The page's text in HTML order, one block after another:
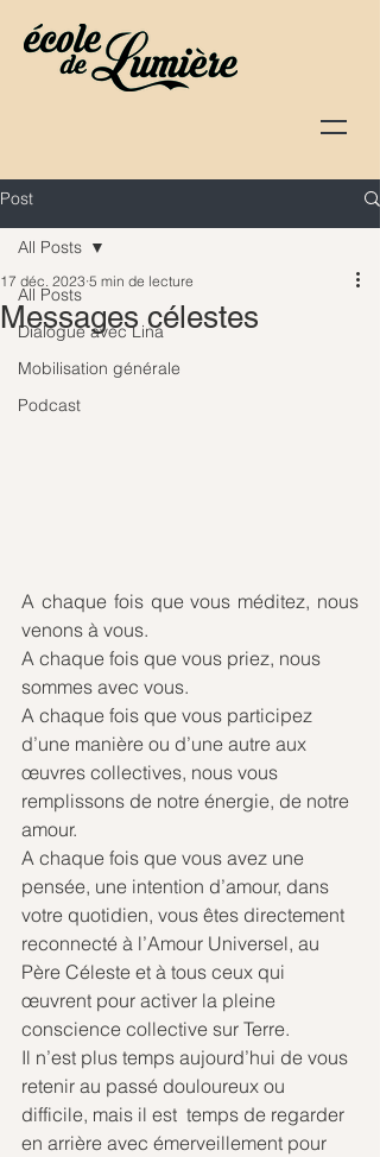
Post
All Posts
Dialogue avec Lina
Mobilisation générale
Podcast
All Posts
Messages célestes
17 déc. 2023 5 min de lecture
A chaque fois que vous méditez, nous
venons à vous.
A chaque fois que vous priez, nous
sommes avec vous.
A chaque fois que vous participez
d’une manière ou d’une autre aux
œuvres collectives, nous vous
remplissons de notre énergie, de notre
amour.
A chaque fois que vous avez une
pensée, une intention d’amour, dans
votre quotidien, vous êtes directement
reconnecté à l’Amour Universel, au
Père Céleste et à tous ceux qui
œuvrent pour activer la pleine
conscience collective sur Terre.
Il n’est plus temps aujourd’hui de vous
retenir au passé douloureux ou
difficile, mais il est  temps de regarder
en arrière avec émerveillement pour